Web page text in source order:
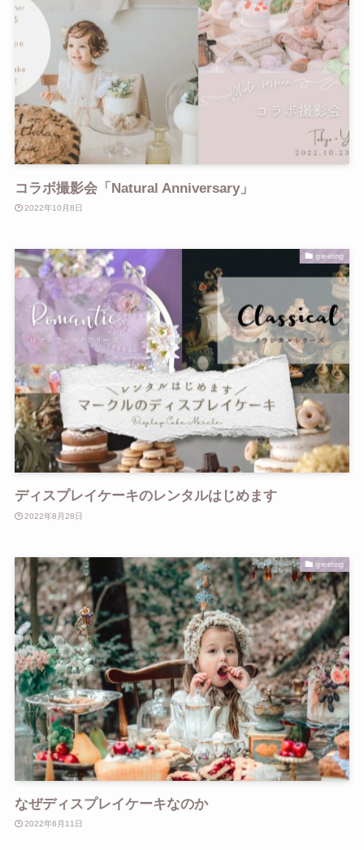
コラボ撮影会「Natural Anniversary」
2022年10月8日
greeting
ディスプレイケーキのレンタルはじめます
2022年8月28日
greeting
なぜディスプレイケーキなのか
2022年6月11日